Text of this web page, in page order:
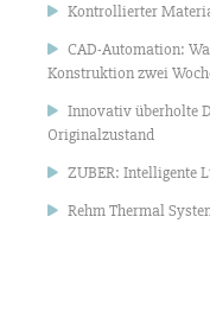
Kontrollierter
CAD-Automation:
Konstruktion zwei
Innovativ überholte
Originalzustand
ZUBER: Intelligente
Rehm Thermal